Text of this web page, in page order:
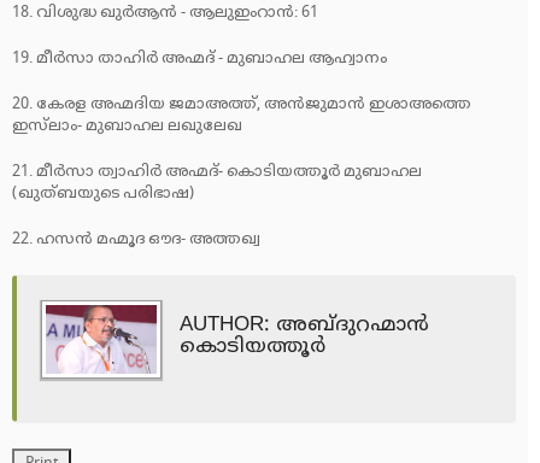
18. വിശുദ്ധ ഖുര്‍ആന്‍ - ആലുഇംറാന്‍: 61
19. മീര്‍സാ താഹിര്‍ അഹ്മദ് - മുബാഹല ആഹ്വാനം
20. കേരള അഹ്മദിയ ജമാഅത്ത്, അന്‍ജുമാന്‍ ഇശാഅത്തെ
ഇസ്‌ലാം- മുബാഹല ലഖുലേഖ
21. മീര്‍സാ ത്വാഹിര്‍ അഹ്മദ്- കൊടിയത്തൂര്‍ മുബാഹല
(ഖുത്ബയുടെ പരിഭാഷ)
22. ഹസന്‍ മഹ്മൂദ ഔദ- അത്തഖ്വ
AUTHOR: അബ്ദുറഹ്മാന്‍
കൊടിയത്തൂര്‍